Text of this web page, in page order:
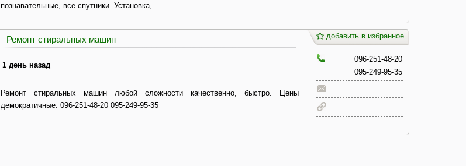
познавательные, все спутники. Установка,..
Ремонт стиральных машин
1 день назад
Ремонт стиральных машин любой сложности качественно, быстро. Цены
демократичные. 096-251-48-20 095-249-95-35
добавить в избранное
096-251-48-20
095-249-95-35